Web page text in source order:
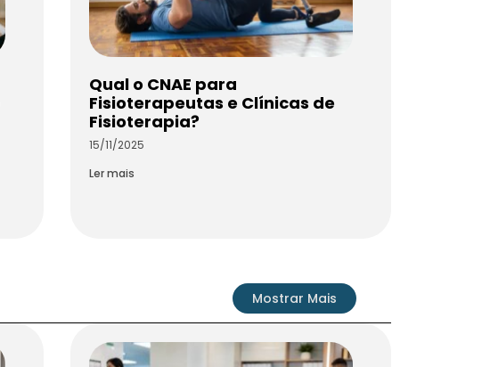
Qual o CNAE para
Fisioterapeutas e Clínicas de
Fisioterapia?
15/11/2025
Ler mais
Mostrar Mais